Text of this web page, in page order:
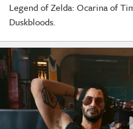
Legend of Zelda: Ocarina of
Duskbloods.